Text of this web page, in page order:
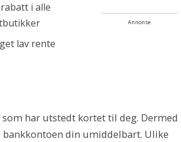
rabatt i alle
lav rente
Annonse
har utstedt kortet til deg. Dermed
din umiddelbart. Ulike